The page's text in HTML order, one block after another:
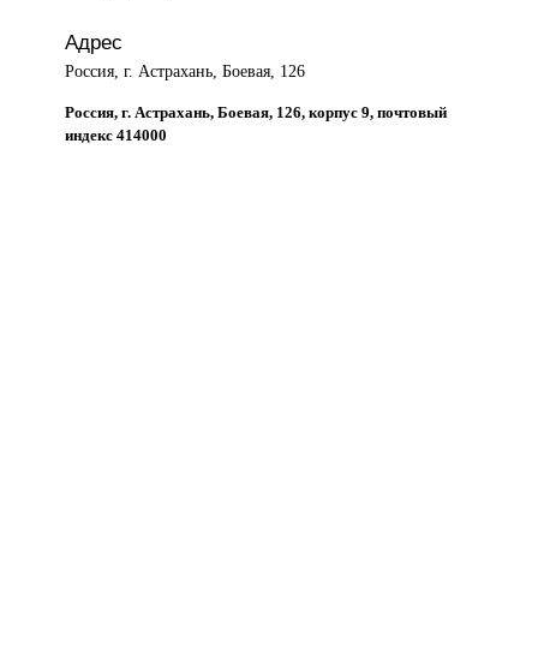
Адрес
Россия, г. Астрахань, Боевая, 126
Россия, г. Астрахань, Боевая, 126, корпус 9, почтовый
индекс 414000